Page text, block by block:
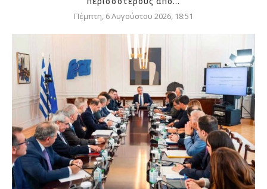
Πέμπτη, 6 Αυγούστου 2026, 18:51